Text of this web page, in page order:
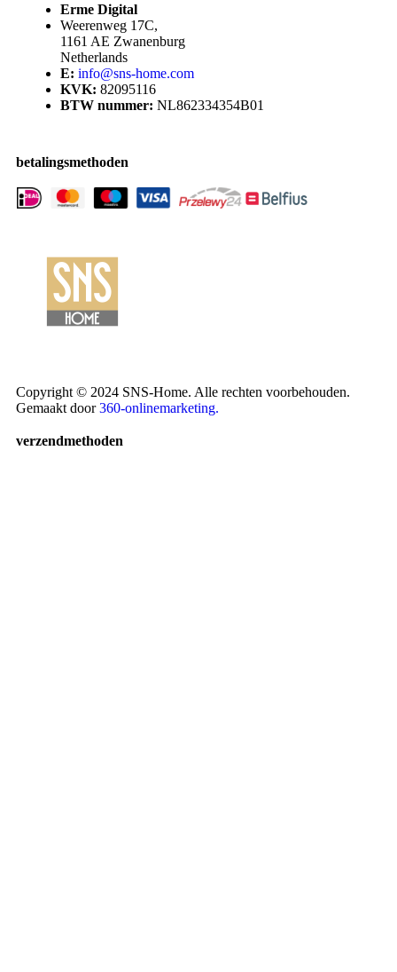
Erme Digital
Weerenweg 17C,
1161 AE Zwanenburg
Netherlands
E: info@sns-home.com
KVK: 82095116
BTW nummer: NL862334354B01
betalingsmethoden
Copyright © 2024 SNS-Home. Alle rechten voorbehouden.
Gemaakt door360-onlinemarketing.
verzendmethoden